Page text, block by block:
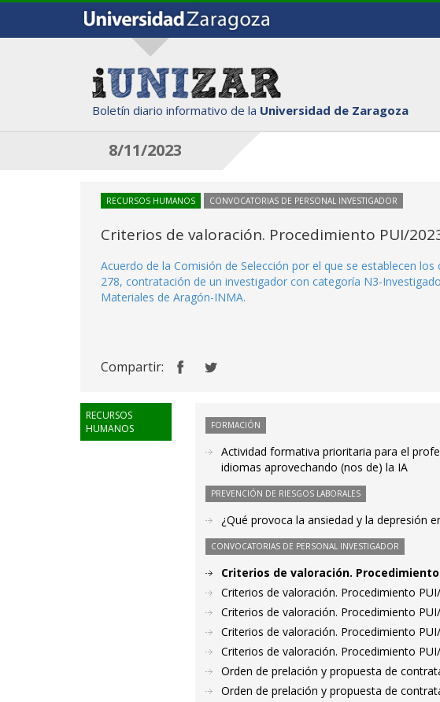
Boletín diario informativo de la Universidad de Zaragoza
8/11/2023
RECURSOS HUMANOS CONVOCATORIAS DE PERSONAL INVESTIGADOR
Criterios de valoración. Procedimiento PUI/
Acuerdo de la Comisión de Selección por el que se establecen
278, contratación de un investigador con categoría N3-
Materiales de Aragón-INMA.
Compartir:
RECURSOS
HUMANOS
FORMACIÓN
Actividad formativa prioritaria para el
idiomas aprovechando (nos de) la IA
PREVENCIÓN DE RIESGOS LABORALES
¿Qué provoca la ansiedad y la depresión
CONVOCATORIAS DE PERSONAL INVESTIGADOR
Criterios de valoración. Procedimiento
Criterios de valoración. Procedimiento
Criterios de valoración. Procedimiento
Criterios de valoración. Procedimiento
Criterios de valoración. Procedimiento
Orden de prelación y propuesta de
Orden de prelación y propuesta de